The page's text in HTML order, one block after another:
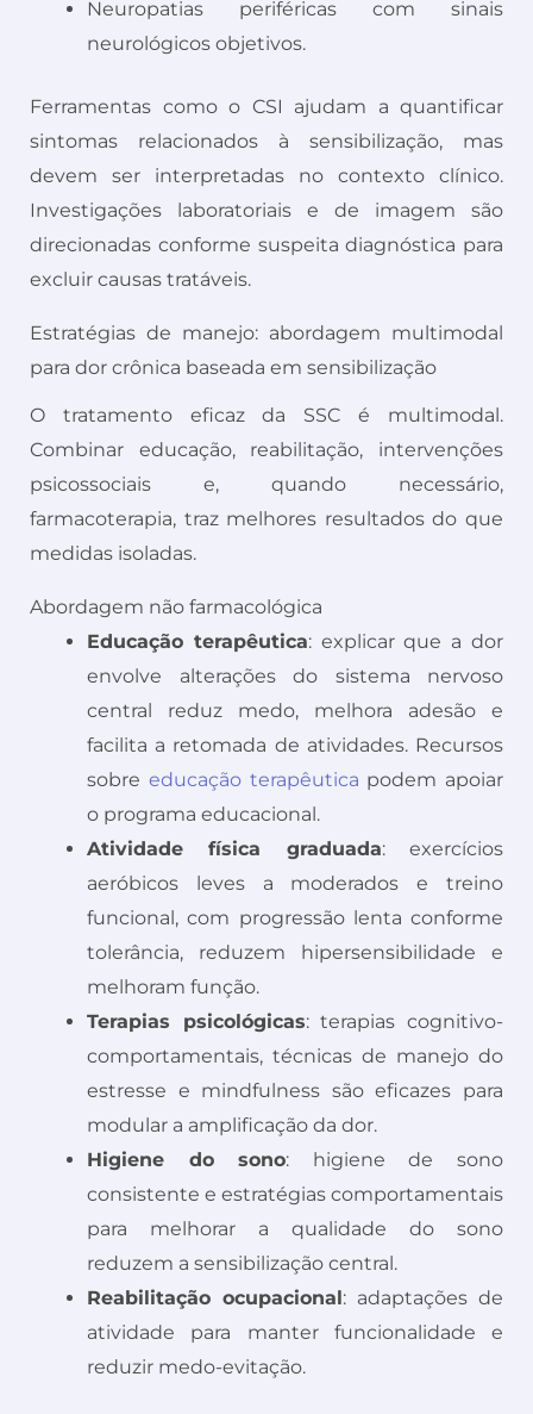
Neuropatias periféricas com sinais
neurológicos objetivos.
Ferramentas como o CSI ajudam a quantificar
sintomas relacionados à sensibilização, mas
devem ser interpretadas no contexto clínico.
Investigações laboratoriais e de imagem são
direcionadas conforme suspeita diagnóstica para
excluir causas tratáveis.
Estratégias de manejo: abordagem multimodal
para dor crônica baseada em sensibilização
O tratamento eficaz da SSC é multimodal.
Combinar educação, reabilitação, intervenções
psicossociais e, quando necessário,
farmacoterapia, traz melhores resultados do que
medidas isoladas.
Abordagem não farmacológica
Educação terapêutica: explicar que a dor
envolve alterações do sistema nervoso
central reduz medo, melhora adesão e
facilita a retomada de atividades. Recursos
sobre educação terapêutica podem apoiar
o programa educacional.
Atividade física graduada: exercícios
aeróbicos leves a moderados e treino
funcional, com progressão lenta conforme
tolerância, reduzem hipersensibilidade e
melhoram função.
Terapias psicológicas: terapias cognitivo-
comportamentais, técnicas de manejo do
estresse e mindfulness são eficazes para
modular a amplificação da dor.
Higiene do sono: higiene de sono
consistente e estratégias comportamentais
para melhorar a qualidade do sono
reduzem a sensibilização central.
Reabilitação ocupacional: adaptações de
atividade para manter funcionalidade e
reduzir medo-evitação.